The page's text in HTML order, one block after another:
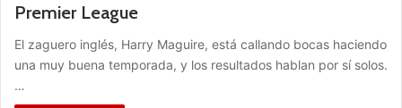
Premier League
El zaguero inglés, Harry Maguire, está callando bocas haciendo
una muy buena temporada, y los resultados hablan por sí solos.
…